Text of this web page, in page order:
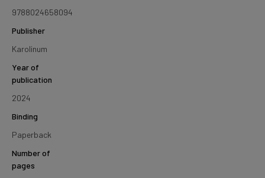
9788024658094
Publisher
Karolinum
Year of
publication
2024
Binding
Paperback
Number of
pages